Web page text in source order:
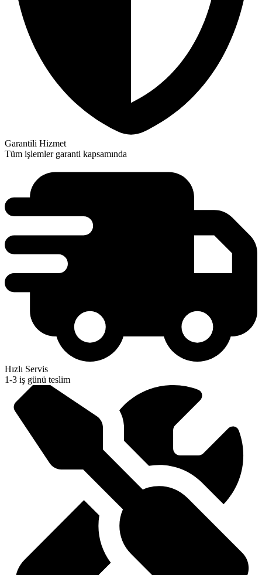
Garantili Hizmet
Tüm işlemler garanti kapsamında
Hızlı Servis
1-3 iş günü teslim